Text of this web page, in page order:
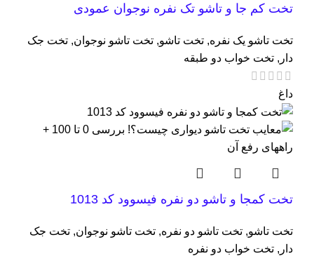
تخت کم جا و تاشو تک نفره نوجوان عمودی
تخت تاشو یک نفره, تخت تاشو, تخت تاشو نوجوان, تخت جک
دار , تخت خواب دو طبقه
داغ
تخت کمجا و تاشو دو نفره فیسوود کد 1013
تخت تاشو, تخت تاشو دو نفره, تخت تاشو نوجوان, تخت جک
دار , تخت خواب دو نفره